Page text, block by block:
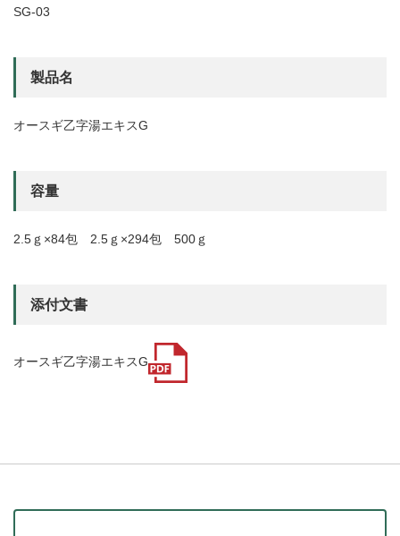
SG-03
製品名
オースギ乙字湯エキスG
容量
2.5ｇ×84包 2.5ｇ×294包 500ｇ
添付文書
オースギ乙字湯エキスG